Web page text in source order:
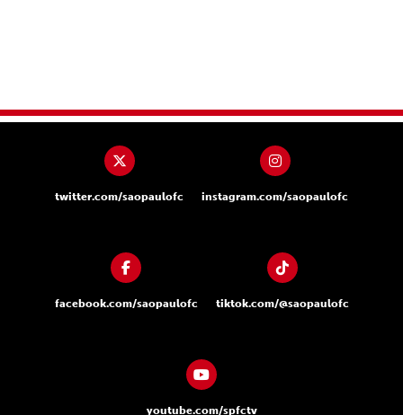
twitter.com/saopaulofc instagram.com/saopaulofc
facebook.com/saopaulofc tiktok.com/@saopaulofc
youtube.com/spfctv